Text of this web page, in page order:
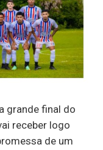
grande final do
receber logo
de um